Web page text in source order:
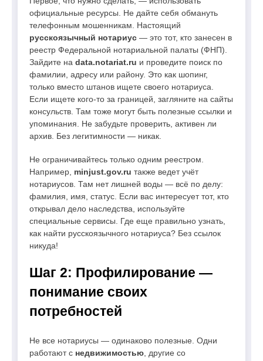
официальные ресурсы. Не дайте себя обмануть
телефонным мошенникам. Настоящий
русскоязычный нотариус — это тот, кто занесен в
реестр Федеральной нотариальной палаты (ФНП).
Зайдите на data.notariat.ru и проведите поиск по
фамилии, адресу или району. Это как шопинг,
только вместо штанов ищете своего нотариуса.
Если ищете кого-то за границей, загляните на сайты
консульств. Там тоже могут быть полезные ссылки и
упоминания. Не забудьте проверить, активен ли
архив. Без легитимности — никак.
Не ограничивайтесь только одним реестром.
Например, minjust.gov.ru также ведет учёт
нотариусов. Там нет лишней воды — всё по делу:
фамилия, имя, статус. Если вас интересует тот, кто
открывал дело наследства, используйте
специальные сервисы. Где еще правильно узнать,
как найти русскоязычного нотариуса? Без ссылок
никуда!
Шаг 2: Профилирование —
понимание своих
потребностей
Не все нотариусы — одинаково полезные. Одни
работают с недвижимостью , другие со